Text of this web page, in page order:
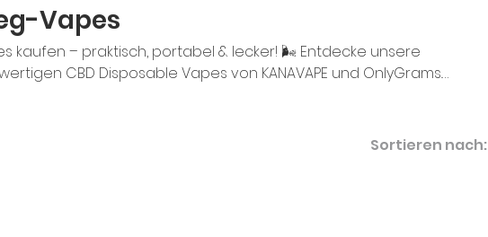
Vapes
kaufen – praktisch, portabel & lecker! 🌬️ Entdecke unsere
CBD Disposable Vapes von KANAVAPE und OnlyGrams.
Der unkomplizierte Einstieg in die CBD-Inhalation – diskret,
Sortieren nach: